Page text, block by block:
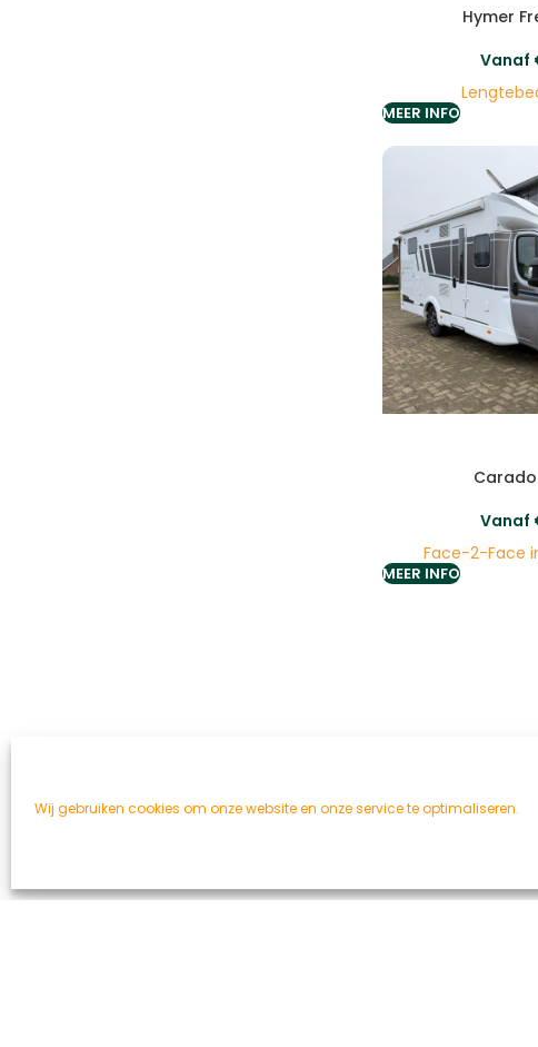
Wij gebruiken cookies om onze website en onze service te optimaliseren.
Hymer
Vanaf
MEER INFO
Vanaf
Face-2-Face
MEER INFO